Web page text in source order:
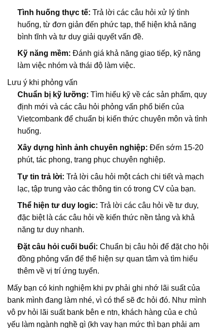
Tình huống thực tế: Trả lời các câu hỏi xử lý tình
huống, từ đơn giản đến phức tạp, thể hiện khả năng
bình tĩnh và tư duy giải quyết vấn đề.
Kỹ năng mềm: Đánh giá khả năng giao tiếp, kỹ năng
làm việc nhóm và thái độ làm việc.
Lưu ý khi phỏng vấn
Chuẩn bị kỹ lưỡng: Tìm hiểu kỹ về các sản phẩm, quy
định mới và các câu hỏi phỏng vấn phổ biến của
Vietcombank để chuẩn bị kiến thức chuyên môn và tình
huống.
Xây dựng hình ảnh chuyên nghiệp: Đến sớm 15-20
phút, tác phong, trang phục chuyên nghiệp.
Tự tin trả lời: Trả lời câu hỏi một cách chi tiết và mạch
lạc, tập trung vào các thông tin có trong CV của bạn.
Thể hiện tư duy logic: Trả lời các câu hỏi về tư duy,
đặc biệt là các câu hỏi về kiến thức nền tảng và khả
năng tư duy nhanh.
Đặt câu hỏi cuối buổi: Chuẩn bị câu hỏi để đặt cho hội
đồng phỏng vấn để thể hiện sự quan tâm và tìm hiểu
thêm về vị trí ứng tuyển.
Mấy bạn có kinh nghiệm khi pv phải ghi nhớ lãi suất của
bank mình đang làm nhé, vì có thể sẽ đc hỏi đó. Như mình
vô pv hỏi lãi suất bank bên e ntn, khách hàng của e chủ
yếu làm ngành nghề gì (kh vay hạn mức thì bạn phải am